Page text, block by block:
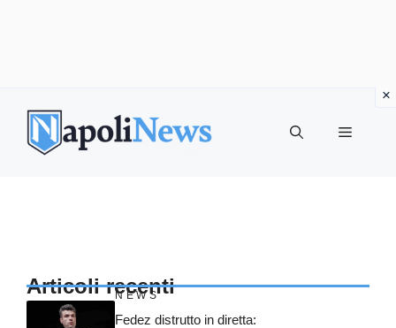
contenuto
MENU
Articoli recenti
NEWS
Fedez distrutto in diretta: